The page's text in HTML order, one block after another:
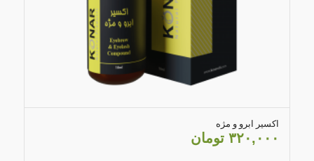
4.43
اکسیر ابرو و مژه
۳۲۰,۰۰۰ تومان